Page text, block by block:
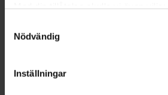
Med din tillåtelse skulle vi även vilja:
som kan ha en noggrannhet på
Ta reda på mer om hur dina
Nödvändig
Inställningar